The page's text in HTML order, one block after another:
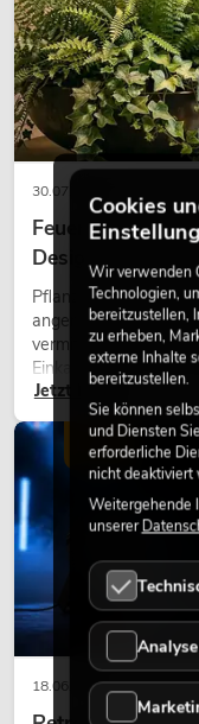
30.07.2026
Design perfekt
Pflanzen machen
angenehme
vermitteln
Einkaufszentren,
eine hochwertige
modernen
Jetzt lesen
18.06.2026
LICHT
Cookies
Wir verwenden
Technologien,
bereitzustellen,
zu erheben,
externe Inhalte
bereitzustellen.
Sie können
und Diensten
erforderliche
nicht deaktiviert
Weitergehende
unserer